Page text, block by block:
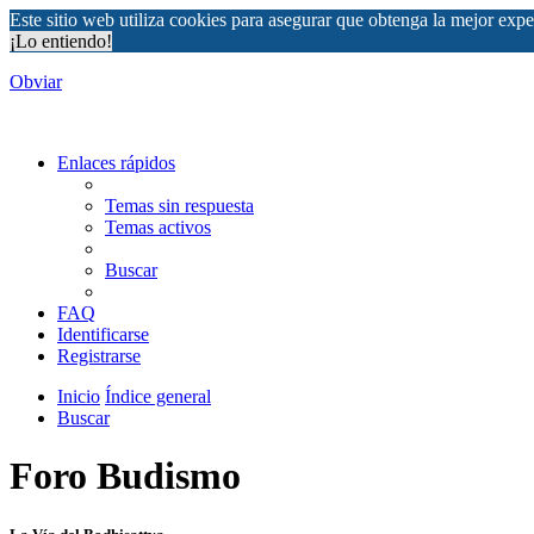
Este sitio web utiliza cookies para asegurar que obtenga la mejor
¡Lo entiendo!
Obviar
Enlaces rápidos
Temas sin respuesta
Temas activos
Buscar
FAQ
Identificarse
Registrarse
Inicio Índice general
Buscar
Foro Budismo